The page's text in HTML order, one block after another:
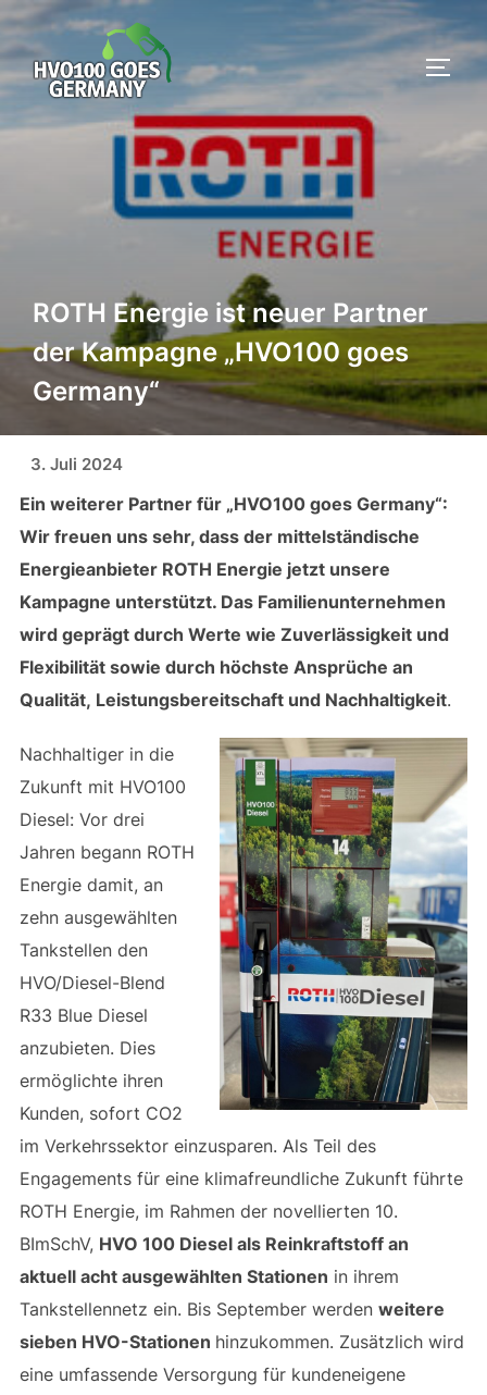
Zum
Inhalt
springen
ROTH Energie ist neuer Partner
der Kampagne „HVO100 goes
Germany“
3. Juli 2024
Ein weiterer Partner für „HVO100 goes Germany“:
Wir freuen uns sehr, dass der mittelständische
Energieanbieter ROTH Energie jetzt unsere
Kampagne unterstützt. Das Familienunternehmen
wird geprägt durch Werte wie Zuverlässigkeit und
Flexibilität sowie durch höchste Ansprüche an
Qualität, Leistungsbereitschaft und Nachhaltigkeit.
Nachhaltiger in die
Zukunft mit HVO100
Diesel: Vor drei
Jahren begann ROTH
Energie damit, an
zehn ausgewählten
Tankstellen den
HVO/Diesel-Blend
R33 Blue Diesel
anzubieten. Dies
ermöglichte ihren
Kunden, sofort CO2
im Verkehrssektor einzusparen. Als Teil des
Engagements für eine klimafreundliche Zukunft führte
ROTH Energie, im Rahmen der novellierten 10.
BImSchV, HVO 100 Diesel als Reinkraftstoff an
aktuell acht ausgewählten Stationen in ihrem
Tankstellennetz ein. Bis September werden weitere
sieben HVO-Stationen hinzukommen. Zusätzlich wird
eine umfassende Versorgung für kundeneigene